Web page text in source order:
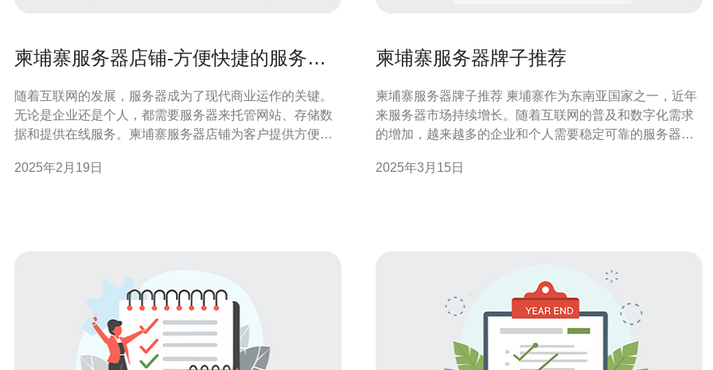
柬埔寨服务器店铺-方便快捷的服务器
随着互联网的发展，服务器成为了现代商业运作的关键。
无论是企业还是个人，都需要服务器来托管网站、存储数
据和提供在线服务。柬埔寨服务器店铺为客户提供方便快
务器店铺提供多种类型的服务器选择，满足不同客户的需
2025年2月19日
柬埔寨服务器牌子推荐
柬埔寨服务器牌子推荐 柬埔寨作为东南亚国家之一，近年
来服务器市场持续增长。随着互联网的普及和数字化需求
的增加，越来越多的企业和个人需要稳定可靠的服务器来
知名品牌和本地品牌共同竞争。 以下是一些在柬埔寨服务
2025年3月15日